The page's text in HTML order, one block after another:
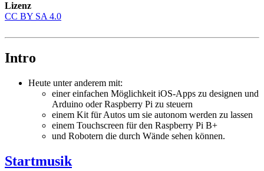
Lizenz
CC BY SA 4.0
Intro
Heute unter anderem mit:
einer einfachen Möglichkeit iOS-Apps zu designen und
Arduino oder Raspberry Pi zu steuern
einem Kit für Autos um sie autonom werden zu lassen
einem Touchscreen für den Raspberry Pi B+
und Robotern die durch Wände sehen können.
Startmusik